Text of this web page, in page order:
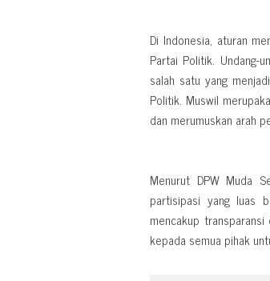
Di Indonesia, aturan
Partai Politik. Undang-
salah satu yang
Politik. Muswil
dan merumuskan arah
Menurut DPW Muda
partisipasi yang luas
mencakup
kepada semua pihak